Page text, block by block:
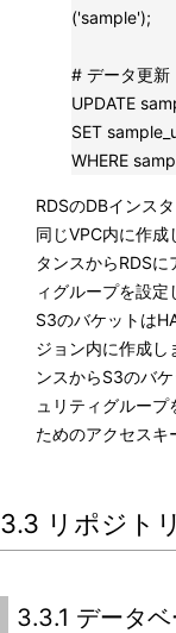
('sample');
# データ更新
UPDATE
SET
WHERE
RDSのDBインス
同じVPC内に作成
タンスからRDS
ィグループを設定
S3のバケットは
ジョン内に作成し
ンスからS3のバ
ュリティグルー
ためのアクセスキ
3.3 リポジト
3.3.1 データ